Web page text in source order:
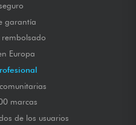
garantía
rembolsado
Europa
marcas
de los usuarios